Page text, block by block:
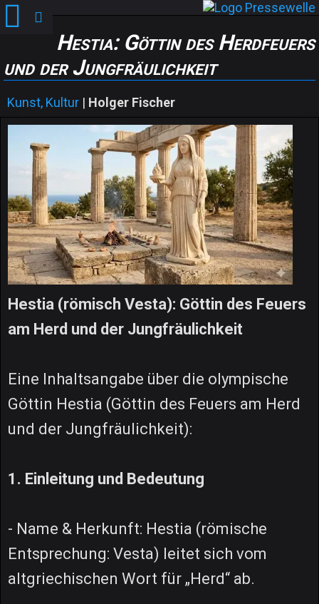
Hestia: Göttin des Herdfeuers
und der Jungfräulichkeit
Kunst, Kultur | Holger Fischer
Hestia (römisch Vesta): Göttin des Feuers
am Herd und der Jungfräulichkeit
Eine Inhaltsangabe über die olympische
Göttin Hestia (Göttin des Feuers am Herd
und der Jungfräulichkeit):
1. Einleitung und Bedeutung
- Name & Herkunft: Hestia (römische
Entsprechung: Vesta) leitet sich vom
altgriechischen Wort für „Herd“ ab.